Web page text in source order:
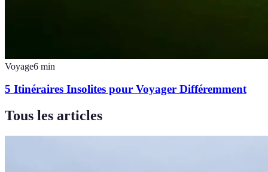
Voyage6 min
5 Itinéraires Insolites pour Voyager Différemment
Tous les articles